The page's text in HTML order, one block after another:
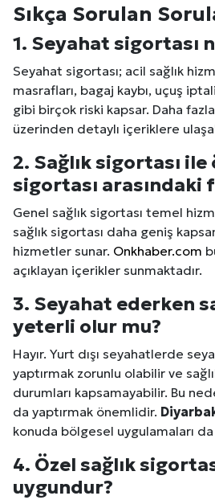
Sıkça Sorulan
1. Seyahat sigortası
Seyahat sigortası; acil sağlık
masrafları, bagaj kaybı, uçuş
gibi birçok riski kapsar. Daha
üzerinden detaylı içeriklere
2. Sağlık sigortası ile
sigortası arasındaki
Genel sağlık sigortası temel
sağlık sigortası daha geniş
hizmetler sunar. Onkhaber.com
açıklayan içerikler sunmaktadır.
3. Seyahat ederken
yeterli olur mu?
Hayır. Yurt dışı seyahatlerde
yaptırmak zorunlu olabilir ve
durumları kapsamayabilir. Bu
da yaptırmak önemlidir.
konuda bölgesel uygulamaları
4. Özel sağlık
uygundur?